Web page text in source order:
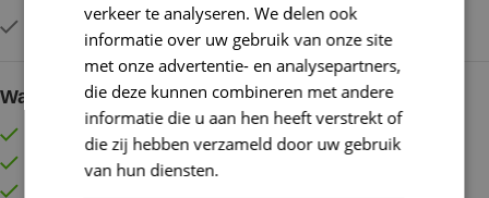
Op voorraad
Waarom kopen bij de Wolkast?
Lage verzendkosten vanaf € 4,99 binnen NL
Gratis verzonden vanaf €55,-
Vóór 16:30 besteld = Zelfde (werk)dag verzonden
verkeer te analyseren. We delen ook
informatie over uw gebruik van onze site
met onze advertentie- en analysepartners,
die deze kunnen combineren met andere
informatie die u aan hen heeft verstrekt of
die zij hebben verzameld door uw gebruik
van hun diensten.